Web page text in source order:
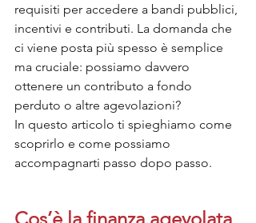
requisiti per accedere a bandi pubblici,
incentivi e contributi. La domanda che
ci viene posta più spesso è semplice
ma cruciale: possiamo davvero
ottenere un contributo a fondo
perduto o altre agevolazioni?
In questo articolo ti spieghiamo come
scoprirlo e come possiamo
accompagnarti passo dopo passo.